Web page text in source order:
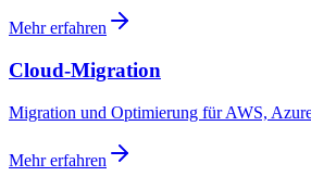
Mehr erfahren
Cloud-Migration
Migration und Optimierung für AWS,
Mehr erfahren